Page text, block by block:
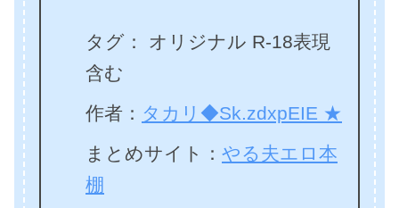
タグ： オリジナル R-18表現
含む
作者： タカリ◆Sk.zdxpEIE ★
まとめサイト： やる夫エロ本
棚